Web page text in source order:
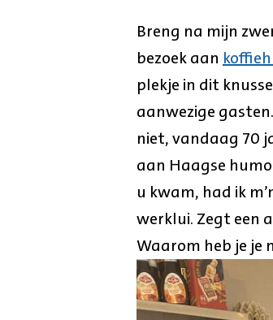
Breng na mijn
bezoek aan
plekje in dit
aanwezige
niet, vandaag 70
aan Haagse
u kwam, had ik
werklui. Zegt een
Waarom heb je je